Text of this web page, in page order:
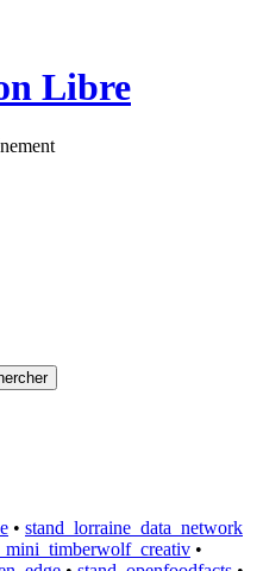
Libre
• stand_lorraine_data_network
•